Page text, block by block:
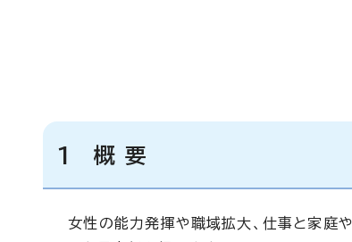
1 概 要
女性の能力発揮や職域拡大、仕事と家庭